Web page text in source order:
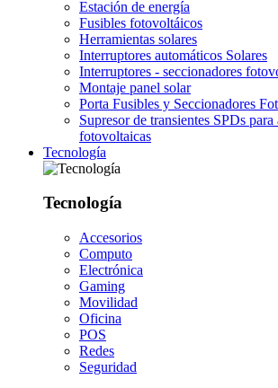
Estación de energía
Fusibles fotovoltáicos
Herramientas solares
Interruptores automáticos Solares
Interruptores - seccionadores
Montaje panel solar
Porta Fusibles y Seccionadores
Supresor de transientes SPDs
fotovoltaicas
Tecnología
Tecnología
Accesorios
Computo
Electrónica
Gaming
Movilidad
Oficina
POS
Redes
Seguridad